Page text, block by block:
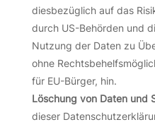
diesbezüglich auf das
durch US-Behörden und
Nutzung der Daten zu
ohne
für EU-Bürger, hin.
Löschung von Daten und
dieser